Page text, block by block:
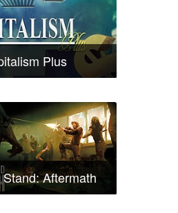
Plus
Aftermath